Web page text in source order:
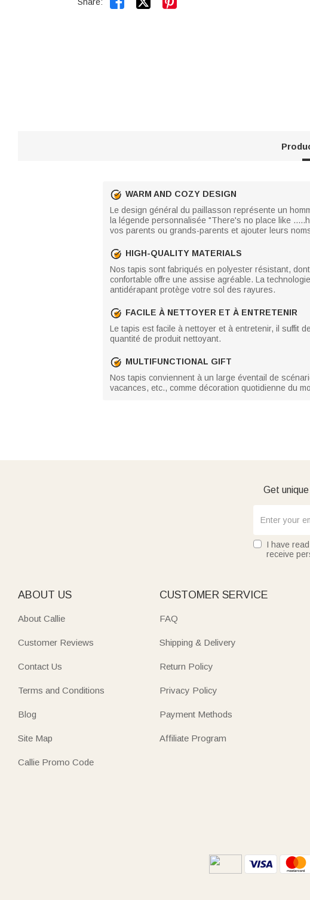
Share:
WARM AND COZY DESIGN
Le design général du paillasson représente un
la légende personnalisée "There's no place like
vos parents ou grands-parents et ajouter leurs
HIGH-QUALITY MATERIALS
Nos tapis sont fabriqués en polyester résistant,
confortable offre une assise agréable. La
antidérapant protège votre sol des rayures.
FACILE À NETTOYER ET À ENTRETENIR
Le tapis est facile à nettoyer et à entretenir, il suffit
quantité de produit nettoyant.
MULTIFUNCTIONAL GIFT
Nos tapis conviennent à un large éventail de
vacances, etc., comme décoration quotidienne du
Get
I have
receive
ABOUT US
About Callie
Customer Reviews
Contact Us
Terms and Conditions
Blog
Site Map
Callie Promo Code
CUSTOMER SERVICE
FAQ
Shipping & Delivery
Return Policy
Privacy Policy
Payment Methods
Affiliate Program